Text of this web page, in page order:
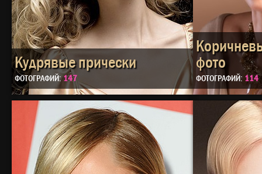
Кудрявые прически
ФОТОГРАФИЙ:147
фото
ФОТОГРАФИЙ: 114